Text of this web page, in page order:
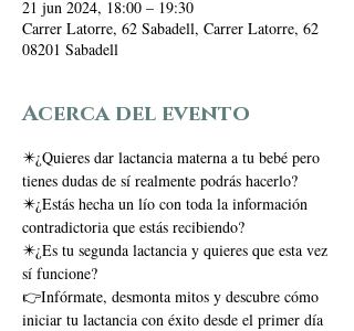
21 jun 2024, 18:00 – 19:30
Carrer Latorre, 62 Sabadell, Carrer Latorre, 62
08201 Sabadell
Acerca del evento
✴️¿Quieres dar lactancia materna a tu bebé pero
tienes dudas de sí realmente podrás hacerlo?
✴️¿Estás hecha un lío con toda la información
contradictoria que estás recibiendo?
✴️¿Es tu segunda lactancia y quieres que esta vez
sí funcione?
👉Infórmate, desmonta mitos y descubre cómo
iniciar tu lactancia con éxito desde el primer día